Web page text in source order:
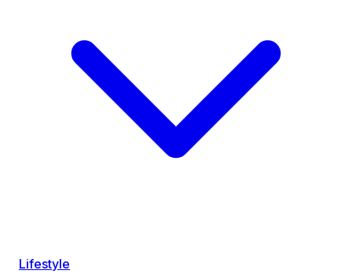
Lifestyle